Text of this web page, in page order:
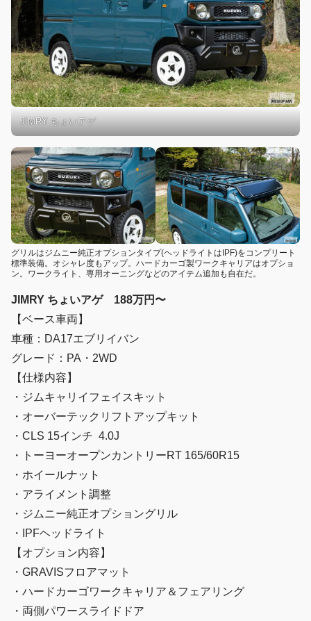
JIMRY ちょいアゲ
グリルはジムニー純正オプションタイプ(ヘッドライトはIPF)をコンプリート
標準装備。オシャレ度もアップ。ハードカーゴ製ワークキャリアはオプショ
ン。ワークライト、専用オーニングなどのアイテム追加も自在だ。
JIMRY ちょいアゲ 188万円〜
【ベース車両】
車種：DA17エブリイバン
グレード：PA・2WD
【仕様内容】
・ジムキャリイフェイスキット
・オーバーテックリフトアップキット
・CLS 15インチ 4.0J
・トーヨーオープンカントリーRT 165/60R15
・ホイールナット
・アライメント調整
・ジムニー純正オプショングリル
・IPFヘッドライト
【オプション内容】
・GRAVISフロアマット
・ハードカーゴワークキャリア＆フェアリング
・両側パワースライドドア